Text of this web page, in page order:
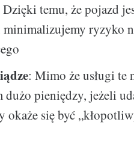
Dzięki temu, że pojazd
ryzyko
: Mimo że usługi te
dużo pieniędzy, jeżeli
okaże się być